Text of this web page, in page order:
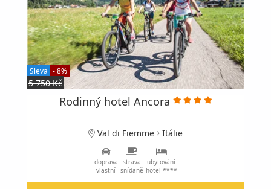
Sleva - 8%
5 750 Kč
Rodinný hotel Ancora
Val di Fiemme Itálie
doprava
vlastní
strava
snídaně
ubytování
hotel ****